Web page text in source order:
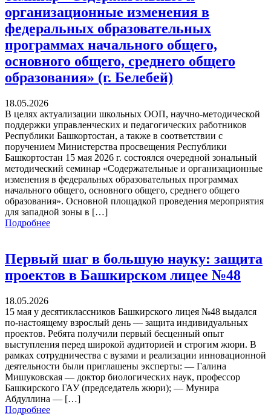
организационные изменения в
федеральных образовательных
программах начального общего,
основного общего, среднего общего
образования» (г. Белебей)
18.05.2026
В целях актуализации школьных ООП, научно-методической
поддержки управленческих и педагогических работников
Республики Башкортостан, а также в соответствии с
поручением Министерства просвещения Республики
Башкортостан 15 мая 2026 г. состоялся очередной зональный
методический семинар «Содержательные и организационные
изменения в федеральных образовательных программах
начального общего, основного общего, среднего общего
образования». Основной площадкой проведения мероприятия
для западной зоны в […]
Подробнее
Первый шаг в большую науку: защита
проектов в Башкирском лицее №48
18.05.2026
15 мая у десятиклассников Башкирского лицея №48 выдался
по-настоящему взрослый день — защита индивидуальных
проектов. Ребята получили первый бесценный опыт
выступления перед широкой аудиторией и строгим жюри. В
рамках сотрудничества с вузами и реализации инновационной
деятельности были приглашены эксперты: — Галина
Мишуковская — доктор биологических наук, профессор
Башкирского ГАУ (председатель жюри); — Мунира
Абдуллина — […]
Подробнее